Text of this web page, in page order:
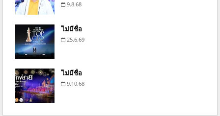
9.8.68
ไม่มีชื่อ
25.6.69
ไม่มีชื่อ
9.10.68